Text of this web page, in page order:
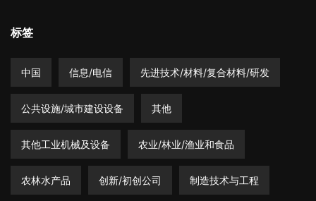
标签
中国 信息/电信 先进技术/材料/复合材料/研发
公共设施/城市建设设备 其他
其他工业机械及设备 农业/林业/渔业和食品
农林水产品 创新/初创公司 制造技术与工程